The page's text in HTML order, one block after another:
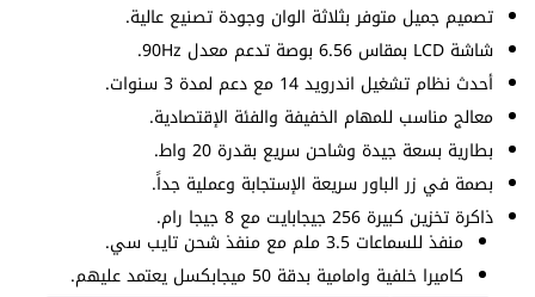
تصميم جميل متوفر بثلاثة الوان وجودة تصنيع عالية.
شاشة LCD بمقاس 6.56 بوصة تدعم معدل 90Hz.
أحدث نظام تشغيل اندرويد 14 مع دعم لمدة 3 سنوات.
معالج مناسب للمهام الخفيفة والفئة الإقتصادية.
بطارية بسعة جيدة وشاحن سريع بقدرة 20 واط.
بصمة في زر الباور سريعة الإستجابة وعملية جداً.
ذاكرة تخزين كبيرة 256 جيجابايت مع 8 جيجا رام.
منفذ للسماعات 3.5 ملم مع منفذ شحن تايب سي.
كاميرا خلفية وامامية بدقة 50 ميجابكسل يعتمد عليهم.